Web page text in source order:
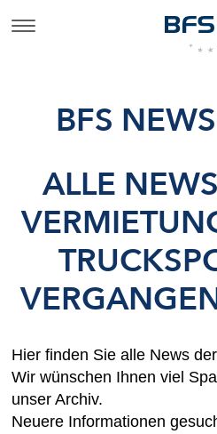
BFS
ALLE
Hier finden Sie alle News
Wir wünschen Ihnen viel
unser Archiv.
Neuere Informationen